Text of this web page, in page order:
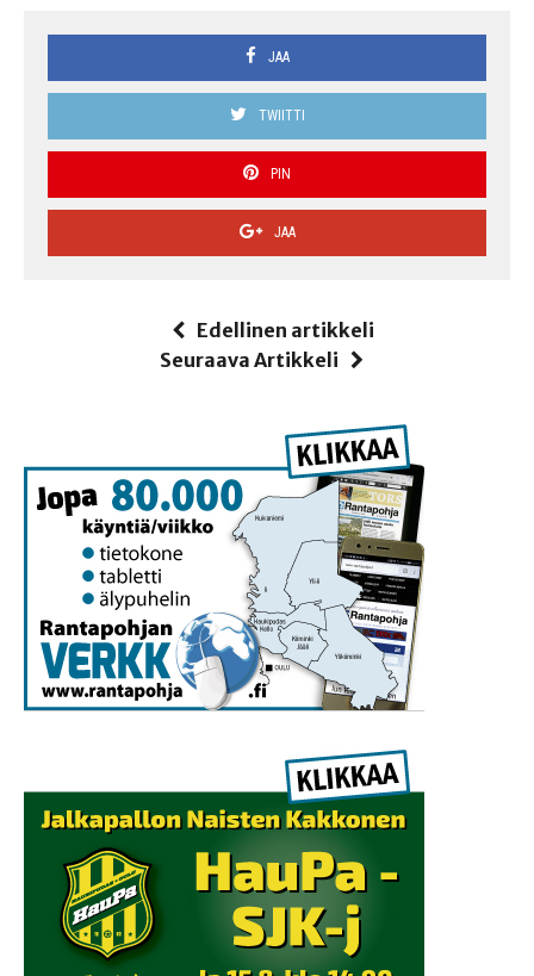
JAA
TWIITTI
PIN
JAA
Edellinen artikkeli
Seuraava Artikkeli